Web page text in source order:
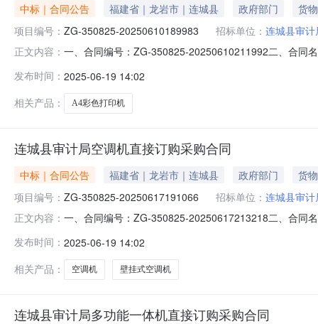
中标｜合同公告 福建省｜龙岩市｜连城县 政府部门
货物
项目编号： ZG-350825-20250610189983 招标单位： 连城县审计
正文内容： 一、合同编号：ZG-350825-20250610211992二、合同
址：北城社区金色家园6号305联系方式：13959098521
发布时间： 2025-06-19 14:02
相关产品：
A4彩色打印机
连城县审计局空调机直接订购采购合同
中标｜合同公告 福建省｜龙岩市｜连城县 政府部门
货物
项目编号： ZG-350825-20250617191066 招标单位： 连城县审计
正文内容： 一、合同编号：ZG-350825-20250617213218二、合同
建省龙岩市新罗区龙门镇谢洋村闽西交易城一期（阳光
发布时间： 2025-06-19 14:02
相关产品：
空调机 壁挂式空调机
连城县审计局多功能一体机直接订购采购合同